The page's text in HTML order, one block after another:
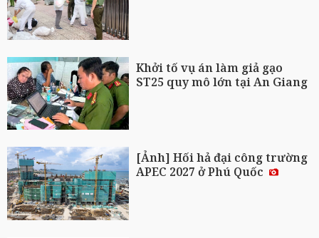
Khởi tố vụ án làm giả gạo
ST25 quy mô lớn tại An Giang
[Ảnh] Hối hả đại công trường
APEC 2027 ở Phú Quốc